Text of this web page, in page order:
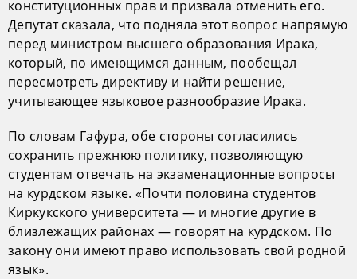
конституционных прав и призвала отменить его.
Депутат сказала, что подняла этот вопрос напрямую
перед министром высшего образования Ирака,
который, по имеющимся данным, пообещал
пересмотреть директиву и найти решение,
учитывающее языковое разнообразие Ирака.
По словам Гафура, обе стороны согласились
сохранить прежнюю политику, позволяющую
студентам отвечать на экзаменационные вопросы
на курдском языке. «Почти половина студентов
Киркукского университета — и многие другие в
близлежащих районах — говорят на курдском. По
закону они имеют право использовать свой родной
язык».